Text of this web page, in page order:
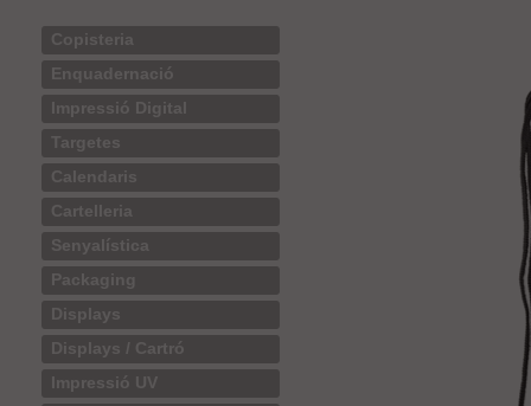
Copisteria
Enquadernació
Impressió Digital
Targetes
Calendaris
Cartelleria
Senyalística
Packaging
Displays
Displays / Cartró
Impressió UV